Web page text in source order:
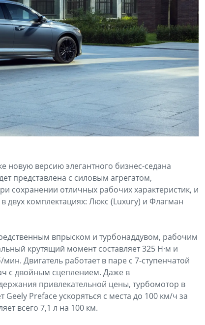
новую версию элегантного бизнес-седана
представлена с силовым агрегатом,
сохранении отличных рабочих характеристик, и
двух комплектациях: Люкс (Luxury) и Флагман
впрыском и турбонаддувом, рабочим
крутящий момент составляет 325 Н·м и
Двигатель работает в паре с 7-ступенчатой
с двойным сцеплением. Даже в
привлекательной цены, турбомотор в
Preface ускоряться с места до 100 км/ч за
всего 7,1 л на 100 км.